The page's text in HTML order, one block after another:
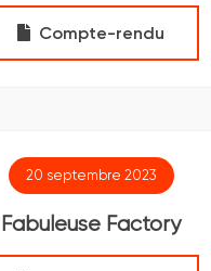
Compte-rendu
20 septembre 2023
Fabuleuse Factory